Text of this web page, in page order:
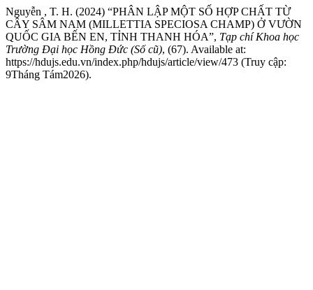
Nguyễn , T. H. (2024) “PHÂN LẬP MỘT SỐ HỢP CHẤT TỪ
CÂY SÂM NAM (MILLETTIA SPECIOSA CHAMP) Ở VƯỜN
QUỐC GIA BẾN EN, TỈNH THANH HÓA”, Tạp chí Khoa học
Trường Đại học Hồng Đức (Số cũ), (67). Available at:
https://hdujs.edu.vn/index.php/hdujs/article/view/473 (Truy cập:
9Tháng Tám2026).